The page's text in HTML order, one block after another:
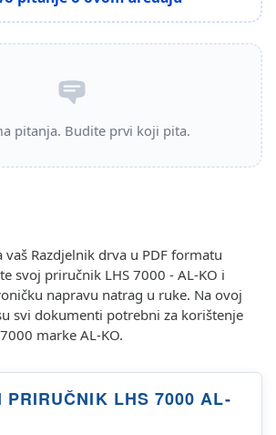
pitanja. Budite prvi koji pita.
vaš Razdjelnik drva u PDF formatu
svoj priručnik LHS 7000 - AL-KO i
napravu natrag u ruke. Na ovoj
svi dokumenti potrebni za korištenje
marke AL-KO.
PRIRUČNIK LHS 7000 AL-